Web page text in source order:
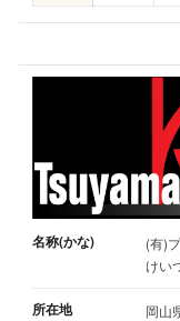
名称(かな)
(有)
けい
所在地 岡山